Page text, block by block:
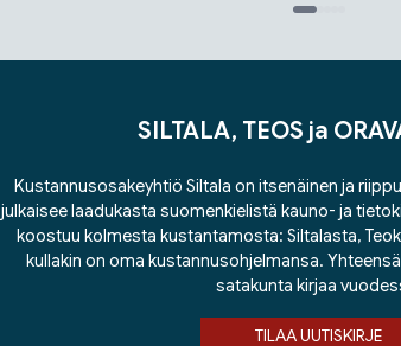
SILTALA, TEOS ja
Kustannusosakeyhtiö Siltala on itsenäinen ja
julkaisee laadukasta suomenkielistä kauno- ja
koostuu kolmesta kustantamosta: Siltalasta,
kullakin on oma kustannusohjelmansa.
satakunta kirjaa
TILAA UUTISKIRJE